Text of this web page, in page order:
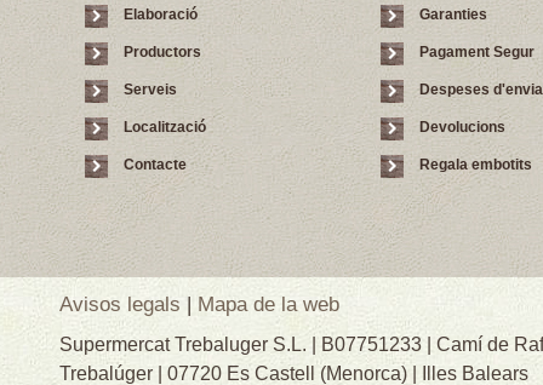
Elaboració
Productors
Serveis
Localització
Contacte
Garanties
Pagament Segur
Despeses
Devolucions
Regala embotits
Avisos legals | Mapa de la web
Supermercat Trebaluger S.L. | B07751233 | Camí de
Trebalúger | 07720 Es Castell (Menorca) | Illes Balears